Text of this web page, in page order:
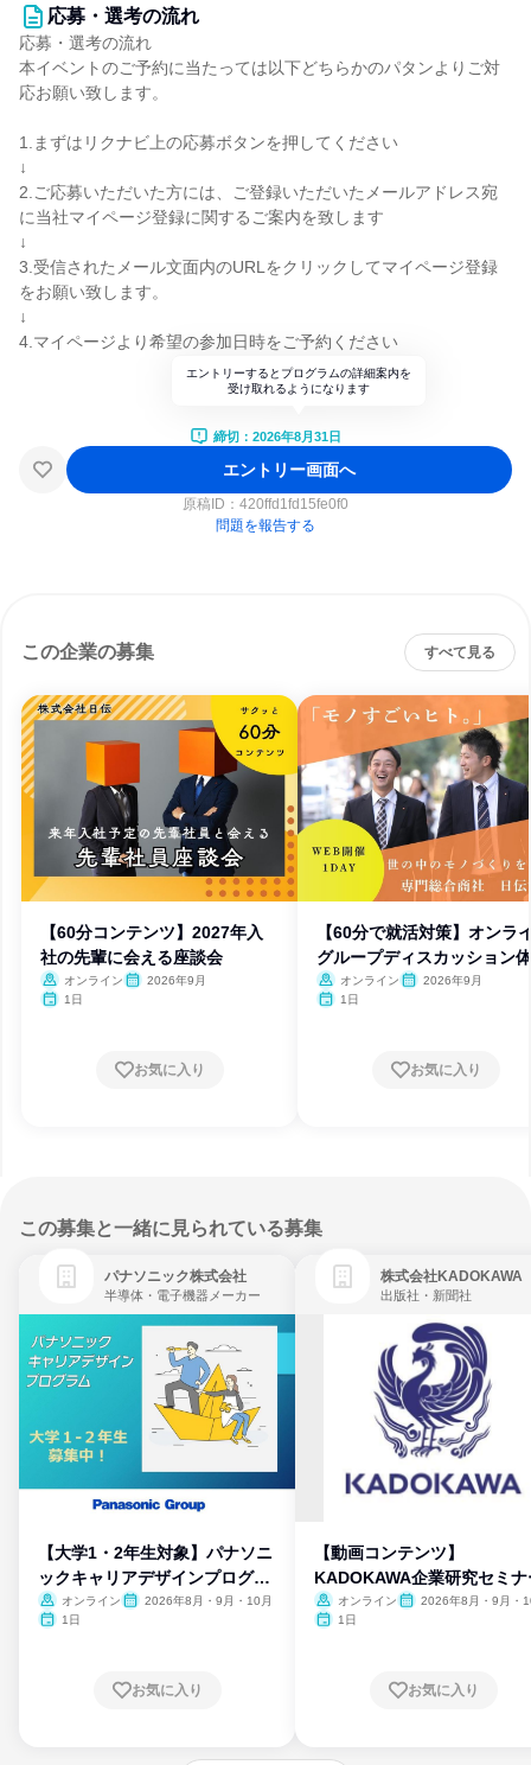
応募・選考の流れ
応募・選考の流れ
本イベントのご予約に当たっては以下どちらかのパタンよりご対
応お願い致します。
1.まずはリクナビ上の応募ボタンを押してください
↓
2.ご応募いただいた方には、ご登録いただいたメールアドレス宛
に当社マイページ登録に関するご案内を致します
↓
3.受信されたメール文面内のURLをクリックしてマイページ登録
をお願い致します。
↓
4.マイページより希望の参加日時をご予約ください
エントリーするとプログラムの詳細案内を
受け取れるようになります
締切：2026年8月31日
エントリー画面へ
原稿ID： 420ffd1fd15fe0f0
問題を報告する
この企業の募集 すべて見る
【60分コンテンツ】2027年入
社の先輩に会える座談会
オンライン
2026年9月
1日
お気に入り
【60分で就活対策】オンラ
グループディスカッション
オンライン
2026年9月
1日
お気に入り
この募集と一緒に見られている募集
パナソニック株式会社
半導体・電子機器メーカー
【大学1・2年生対象】パナソニ
ックキャリアデザインプログラ
ム
オンライン
2026年8月・9月・10月
1日
お気に入り
株式会社KADOKAWA
出版社・新聞社
【動画コンテンツ】
KADOKAWA企業研究セミナ
オンライン
2026年8月・9月・
1日
お気に入り